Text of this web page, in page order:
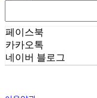
페이스북
카카오톡
네이버 블로그